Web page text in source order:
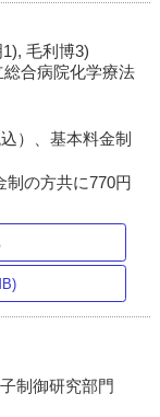
毛利博3)
合病院化学療法
）、基本料金制
制の方共に770円
制御研究部門